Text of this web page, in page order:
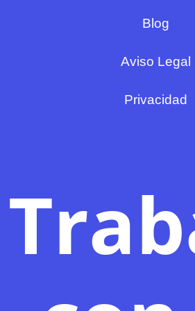
Blog
Aviso Legal
Privacidad